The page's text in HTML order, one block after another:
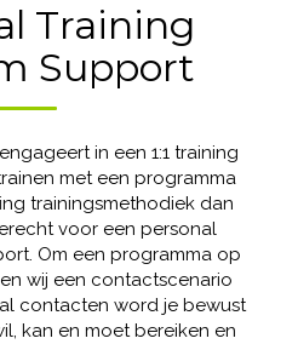
Training
Support
in een 1:1 training
met een programma
trainingsmethodiek dan
voor een personal
Om een programma op
wij een contactscenario
contacten word je bewust
kan en moet bereiken en